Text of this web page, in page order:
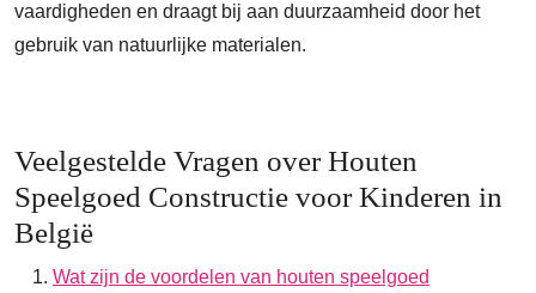
vaardigheden en draagt bij aan duurzaamheid door het
gebruik van natuurlijke materialen.
Veelgestelde Vragen over Houten
Speelgoed Constructie voor Kinderen in
België
Wat zijn de voordelen van houten speelgoed